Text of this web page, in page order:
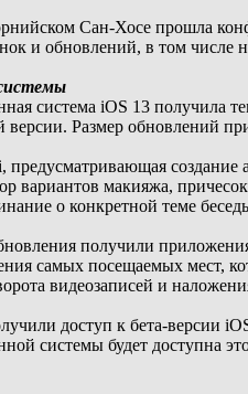
Сан-Хосе прошла
и обновлений, в том числе
система iOS 13 получила
версии. Размер обновлений
создание
вариантов макияжа,
о конкретной теме
получили
самых посещаемых мест,
видеозаписей и
доступ к бета-версии
системы будет доступна